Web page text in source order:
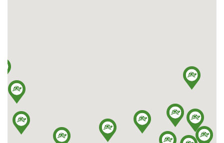
E-mail: greinplastlubaczow@greinplast.pl
More
Show on map
Greinplast Podkarpacie Sp. z o.o.
ul. Pużaka 28
38-400 Krosno